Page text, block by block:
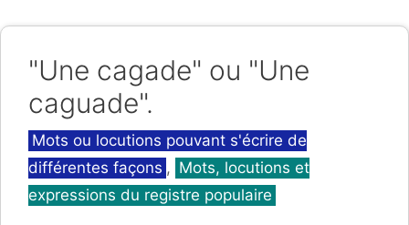
"Une cagade" ou "Une
caguade".
Catégories
Mots ou locutions pouvant s'écrire de
différentes façons , Mots, locutions et
expressions du registre populaire